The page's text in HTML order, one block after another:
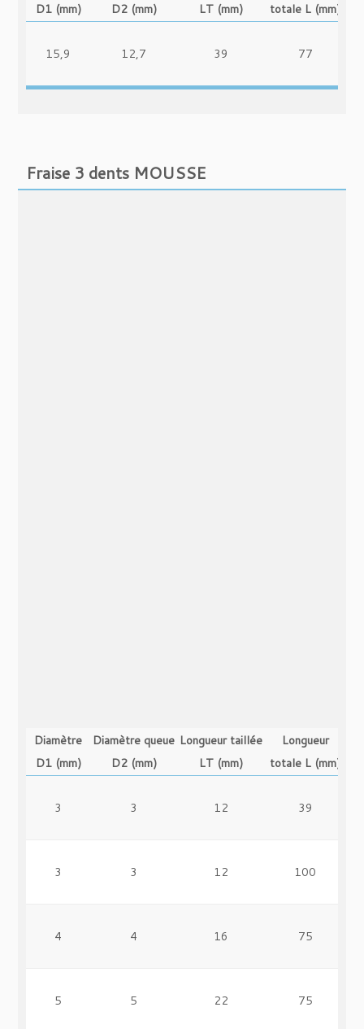
D1 (mm)
D2 (mm)
LT (mm)
totale L (mm)
15,9 12,7 39 77
Fraise 3 dents MOUSSE
Diamètre
D1 (mm)
Diamètre queue
D2 (mm)
Longueur taillée
LT (mm)
Longueur
totale L (mm)
3 3 12 39
3 3 12 100
4 4 16 75
5 5 22 75